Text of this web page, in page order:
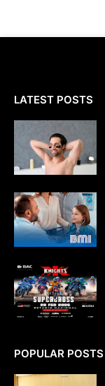
LATEST POSTS
POPULAR POSTS